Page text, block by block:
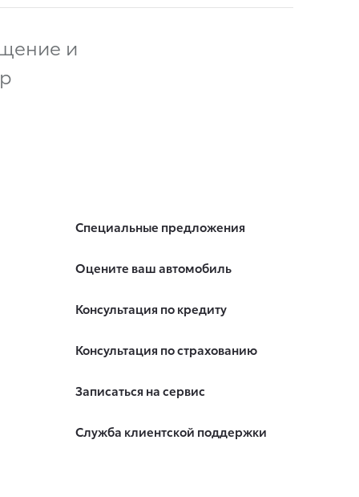
и
Специальные предложения
Оцените ваш автомобиль
Консультация по кредиту
Консультация по страхованию
Записаться на сервис
Служба клиентской поддержки